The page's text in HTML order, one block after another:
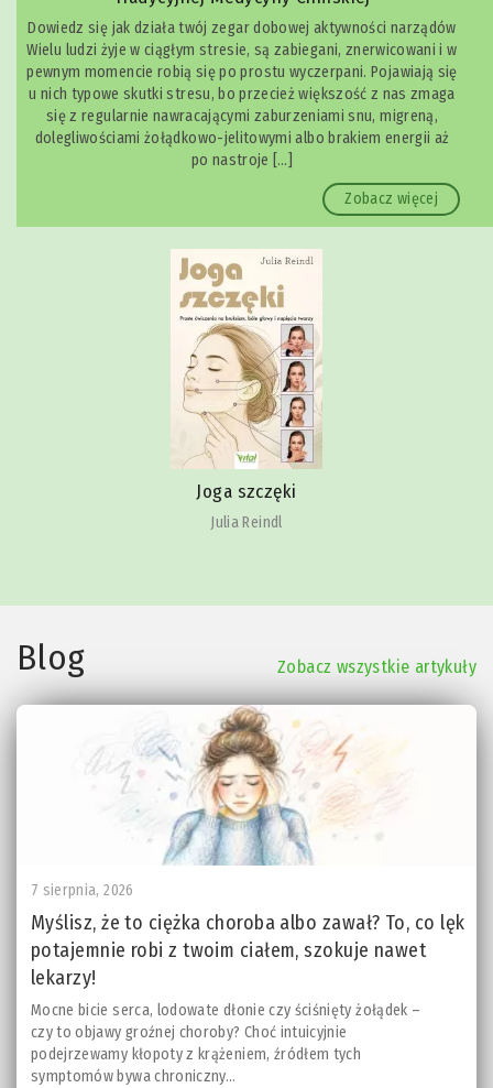
Dowiedz się jak działa twój zegar dobowej aktywności narządów
Wielu ludzi żyje w ciągłym stresie, są zabiegani, znerwicowani i w
pewnym momencie robią się po prostu wyczerpani. Pojawiają się
u nich typowe skutki stresu, bo przecież większość z nas zmaga
się z regularnie nawracającymi zaburzeniami snu, migreną,
dolegliwościami żołądkowo-jelitowymi albo brakiem energii aż
po nastroje […]
Zobacz więcej
Joga szczęki
Julia Reindl
Blog Zobacz wszystkie artykuły
7 sierpnia, 2026
Myślisz, że to ciężka choroba albo zawał? To, co lęk
potajemnie robi z twoim ciałem, szokuje nawet
lekarzy!
Mocne bicie serca, lodowate dłonie czy ściśnięty żołądek –
czy to objawy groźnej choroby? Choć intuicyjnie
podejrzewamy kłopoty z krążeniem, źródłem tych
symptomów bywa chroniczny...